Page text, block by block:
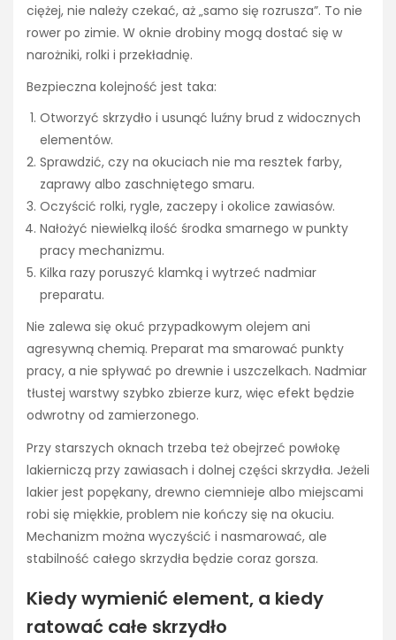
ciężej, nie należy czekać, aż „samo się rozrusza”. To nie
rower po zimie. W oknie drobiny mogą dostać się w
narożniki, rolki i przekładnię.
Bezpieczna kolejność jest taka:
Otworzyć skrzydło i usunąć luźny brud z widocznych
elementów.
Sprawdzić, czy na okuciach nie ma resztek farby,
zaprawy albo zaschniętego smaru.
Oczyścić rolki, rygle, zaczepy i okolice zawiasów.
Nałożyć niewielką ilość środka smarnego w punkty
pracy mechanizmu.
Kilka razy poruszyć klamką i wytrzeć nadmiar
preparatu.
Nie zalewa się okuć przypadkowym olejem ani
agresywną chemią. Preparat ma smarować punkty
pracy, a nie spływać po drewnie i uszczelkach. Nadmiar
tłustej warstwy szybko zbierze kurz, więc efekt będzie
odwrotny od zamierzonego.
Przy starszych oknach trzeba też obejrzeć powłokę
lakierniczą przy zawiasach i dolnej części skrzydła. Jeżeli
lakier jest popękany, drewno ciemnieje albo miejscami
robi się miękkie, problem nie kończy się na okuciu.
Mechanizm można wyczyścić i nasmarować, ale
stabilność całego skrzydła będzie coraz gorsza.
Kiedy wymienić element, a kiedy
ratować całe skrzydło